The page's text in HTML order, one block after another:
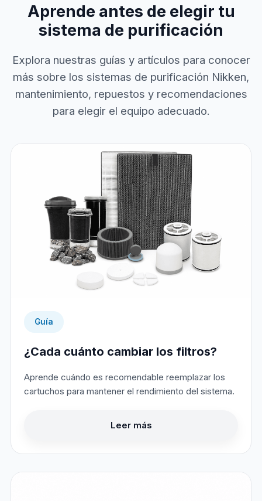
Aprende antes de elegir tu
sistema de purificación
Explora nuestras guías y artículos para conocer
más sobre los sistemas de purificación Nikken,
mantenimiento, repuestos y recomendaciones
para elegir el equipo adecuado.
Guía
¿Cada cuánto cambiar los filtros?
Aprende cuándo es recomendable reemplazar los
cartuchos para mantener el rendimiento del sistema.
Leer más